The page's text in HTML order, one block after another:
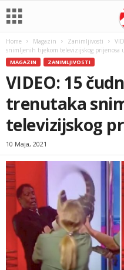
Home Magazin Zanimljivosti
snimljenih tijekom televizijskog prijenosa
MAGAZIN ZANIMLJIVOSTI
VIDEO: 15
trenutaka
televizijskog
10 Maja, 2021